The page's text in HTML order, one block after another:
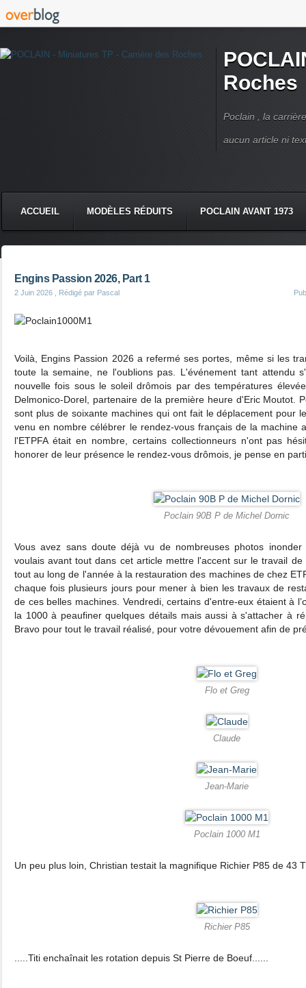
Roches
Poclain , la
aucun article ni
ACCUEIL MODÈLES RÉDUITS POCLAIN AVANT 1973
Engins Passion 2026, Part 1
2 Juin 2026 , Rédigé par Pascal
Voilà, Engins Passion 2026 a refermé ses portes, même si les
toute la semaine, ne l'oublions pas. L'événement tant attendu
nouvelle fois sous le soleil drômois par des températures
Delmonico-Dorel, partenaire de la première heure d'Eric Moutot.
sont plus de soixante machines qui ont fait le déplacement pour
venu en nombre célébrer le rendez-vous français de la machine
l'ETPFA était en nombre, certains collectionneurs n'ont pas
honorer de leur présence le rendez-vous drômois, je pense en
Poclain 90B P de Michel Dornic
Vous avez sans doute déjà vu de nombreuses photos
voulais avant tout dans cet article mettre l'accent sur le travail de
tout au long de l'année à la restauration des machines de chez
chaque fois plusieurs jours pour mener à bien les travaux de
de ces belles machines. Vendredi, certains d'entre-eux étaient à
la 1000 à peaufiner quelques détails mais aussi à s'attacher à
Bravo pour tout le travail réalisé, pour votre dévouement afin de
Flo et Greg
Claude
Jean-Marie
Poclain 1000 M1
Un peu plus loin, Christian testait la magnifique Richier P85 de 43
Richier P85
.....Titi enchaînait les rotation depuis St Pierre de Boeuf......